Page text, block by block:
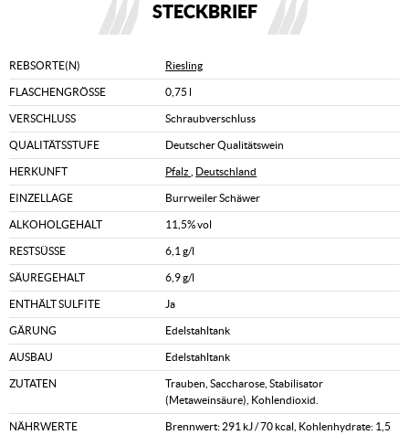
STECKBRIEF
REBSORTE(N) Riesling
FLASCHENGRÖSSE 0,75 l
VERSCHLUSS Schraubverschluss
QUALITÄTSSTUFE Deutscher Qualitätswein
HERKUNFT Pfalz Deutschland
EINZELLAGE Burrweiler Schäwer
ALKOHOLGEHALT 11,5% vol
RESTSÜSSE 6,1 g/l
SÄUREGEHALT 6,9 g/l
ENTHÄLT SULFITE Ja
GÄRUNG Edelstahltank
AUSBAU Edelstahltank
ZUTATEN
Trauben, Saccharose, Stabilisator
(Metaweinsäure), Kohlendioxid.
NÄHRWERTE
Brennwert: 291 kJ / 70 kcal, Kohlenhydrate: 1,5